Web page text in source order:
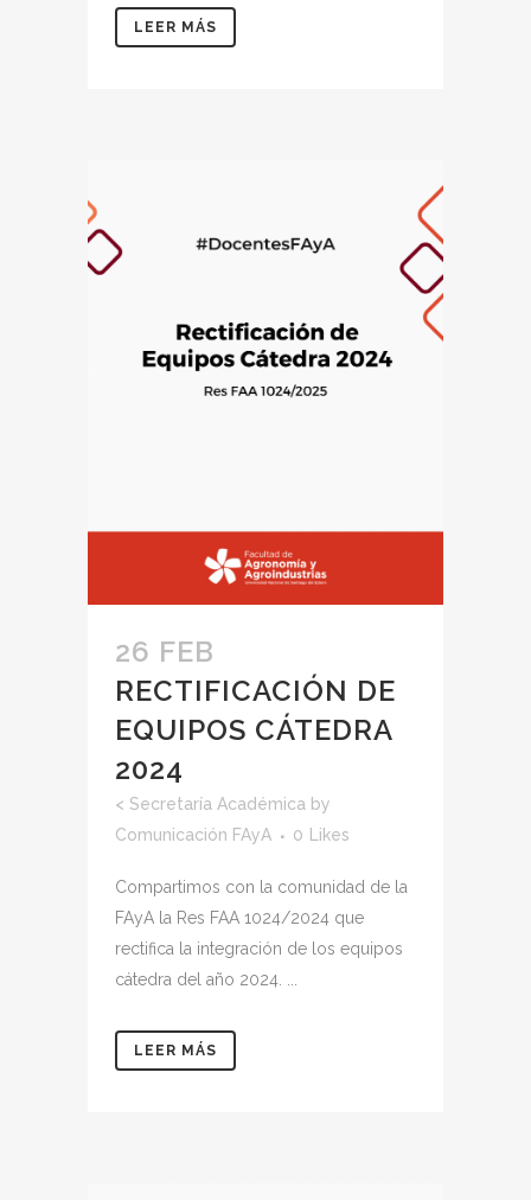
LEER MÁS
26 FEB
RECTIFICACIÓN DE
EQUIPOS CÁTEDRA
2024
< Secretaría Académica by
Comunicación FAyA
0 Likes
Compartimos con la comunidad de la
FAyA la Res FAA 1024/2024 que
rectifica la integración de los equipos
cátedra del año 2024. ...
LEER MÁS